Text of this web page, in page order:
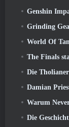
Genshin
Grinding Gear
World Of Tanks
The Finals startet
Die Tholianer
Damian Priest von WWE
Warum
Die Geschichte von